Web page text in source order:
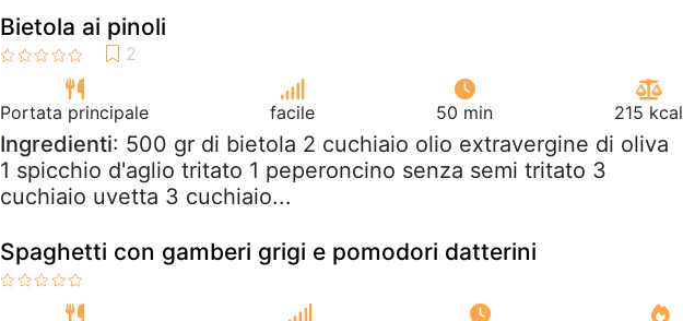
Bietola ai pinoli
Portata principale facile 50 min 215 kcal
Ingredienti: 500 gr di bietola 2 cuchiaio olio extravergine di oliva
1 spicchio d'aglio tritato 1 peperoncino senza semi tritato 3
cuchiaio uvetta 3 cuchiaio...
Spaghetti con gamberi grigi e pomodori datterini